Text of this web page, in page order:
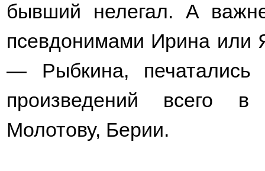
бывший нелегал. А
псевдонимами Ирина
— Рыбкина, печатались
произведений всего в
Молотову, Берии.